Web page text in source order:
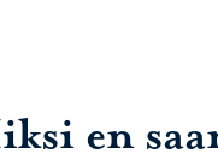
en